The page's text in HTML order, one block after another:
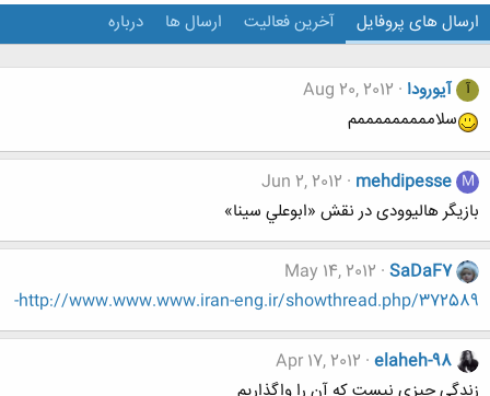
ارسال های پروفایل آخرین فعالیت ارسال ها درباره
آ آیورودا Aug 20, 2012
سلامممممممممم
M
mehdipesse
Jun 2, 2012
بازیگر هالیوودی در نقش «ابوعلي سينا»
SaDaF7
May 14, 2012
http://www.www.www.iran-eng.ir/showthread.php/372589-
elaheh-98
Apr 17, 2012